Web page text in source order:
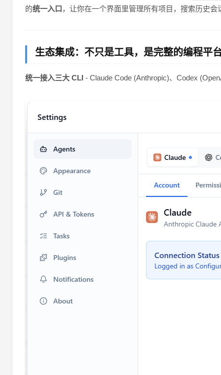
的统一入口，让你在一个界面里管理所有项目，搜索历史
生态集成：不只是工具，是完整的编程平
统一接入三大 CLI - Claude Code (Anthropic)、Codex